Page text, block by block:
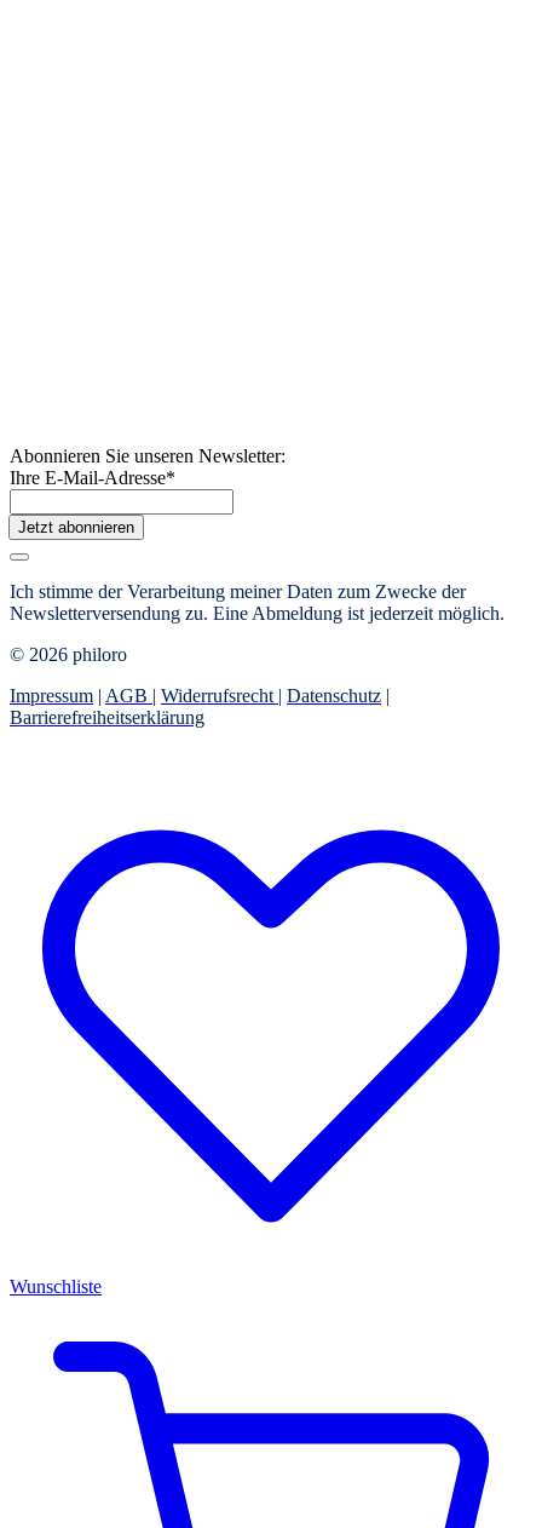
Abonnieren Sie unseren Newsletter:
Ihre E-Mail-Adresse*
Jetzt abonnieren
Ich stimme der Verarbeitung meiner Daten zum Zwecke der
Newsletterversendung zu. Eine Abmeldung ist jederzeit möglich.
© 2026 philoro
Impressum | AGB | Widerrufsrecht | Datenschutz |
Barrierefreiheitserklärung
Wunschliste